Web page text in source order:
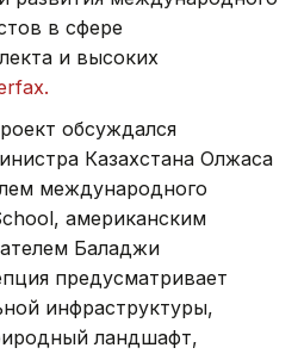
в сфере
и высоких
обсуждался
Казахстана Олжаса
международного
американским
Баладжи
предусматривает
инфраструктуры,
ландшафт,